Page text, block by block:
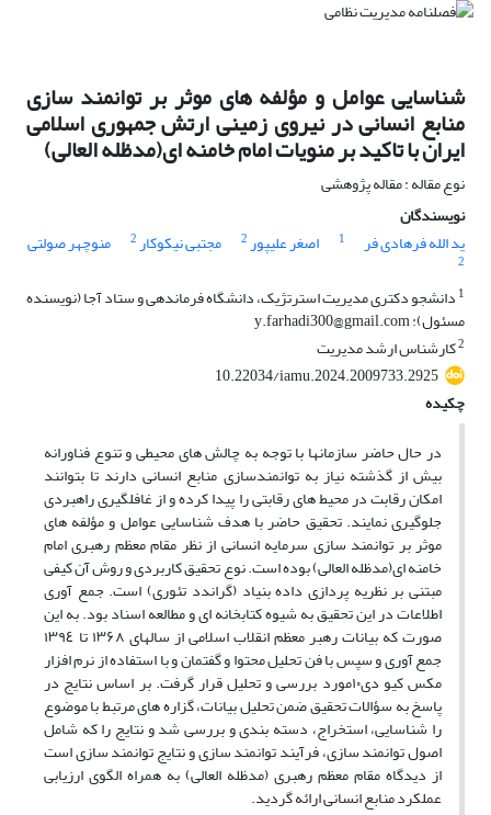
شناسایی عوامل و مؤلفه های موثر بر توانمند سازی
منابع انسانی در نیروی زمینی ارتش جمهوری اسلامی
ایران با تاکید بر منویات امام خامنه ای(مدظله العالی)
نوع مقاله : مقاله پژوهشی
نویسندگان
ید الله فرهادی فر
1 اصغر علیپور2 مجتبی نیکوکار2 منوچهر صولتی
2
1 دانشجو دکتری مدیریت استرتژیک، دانشگاه فرماندهی و ستاد آجا (نویسنده
مسئول): y.farhadi300@gmail.com
2کارشناس ارشد مدیریت
10.22034/iamu.2024.2009733.2925
چکیده
در حال حاضر سازمانها با توجه به چالش های محیطی و تنوع فناورانه
بیش از گذشته نیاز به توانمندسازی منابع انسانی دارند تا بتوانند
امکان رقابت در محیط های رقابتی را پیدا کرده و از غافلگیری راهبردی
جلوگیری نمایند. تحقیق حاضر با هدف شناسایی عوامل و مؤلفه های
موثر بر توانمند سازی سرمایه انسانی از نظر مقام معظم رهبری امام
خامنه ای(مدظله العالی) بوده است. نوع تحقیق کاربردی و روش آن کیفی
مبتنی بر نظریه پردازی داده بنیاد (گراندد تئوری) است. جمع آوری
اطلاعات در این تحقیق به شیوه کتابخانه ای و مطالعه اسناد بود. به این
صورت که بیانات رهبر معظم انقلاب اسلامی از سالهای ۱۳۶۸ تا ١٣٩٤
جمع آوری و سپس با فن تحلیل محتوا و گفتمان و با استفاده از نرم افزار
مکس کیو دی۱۰مورد بررسی و تحلیل قرار گرفت. بر اساس نتایج در
پاسخ به سؤالات تحقیق ضمن تحلیل بیانات، گزاره های مرتبط با موضوع
را شناسایی، استخراج، دسته بندی و بررسی شد و نتایج را که شامل
اصول توانمند سازی، فرآیند توانمند سازی و نتایج توانمند سازی است
از دیدگاه مقام معظم رهبری (مدظله العالی) به همراه الگوی ارزیابی
عملکرد منابع انسانی ارائه گردید.